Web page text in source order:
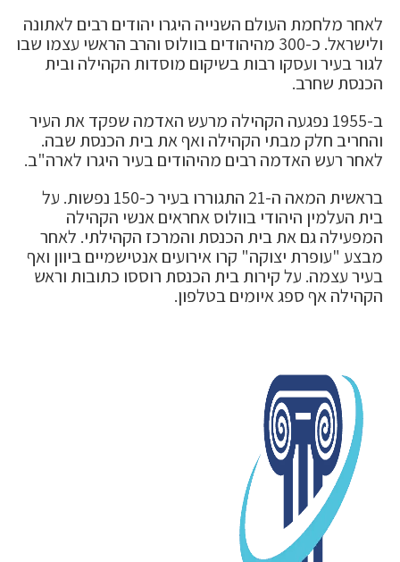
לאחר מלחמת העולם השנייה היגרו יהודים רבים לאתונה
ולישראל. כ-300 מהיהודים בוולוס והרב הראשי עצמו שבו
לגור בעיר ועסקו רבות בשיקום מוסדות הקהילה ובית
הכנסת שחרב.
ב-1955 נפגעה הקהילה מרעש האדמה שפקד את העיר
והחריב חלק מבתי הקהילה ואף את בית הכנסת שבה.
לאחר רעש האדמה רבים מהיהודים בעיר היגרו לארה"ב.
בראשית המאה ה-21 התגוררו בעיר כ-150 נפשות. על
בית העלמין היהודי בוולוס אחראים אנשי הקהילה
המפעילה גם את בית הכנסת והמרכז הקהילתי. לאחר
מבצע "עופרת יצוקה" קרו אירועים אנטישמיים ביוון ואף
בעיר עצמה. על קירות בית הכנסת רוססו כתובות וראש
הקהילה אף ספג איומים בטלפון.